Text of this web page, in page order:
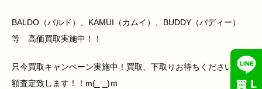
BALDO（バルド）、KAMUI（カムイ）、BUDDY（バディー）
等 高価買取実施中！！
只今買取キャンペーン実施中！買取、下取りお待ちください！高
額査定致します！！m(_ _)ｍ